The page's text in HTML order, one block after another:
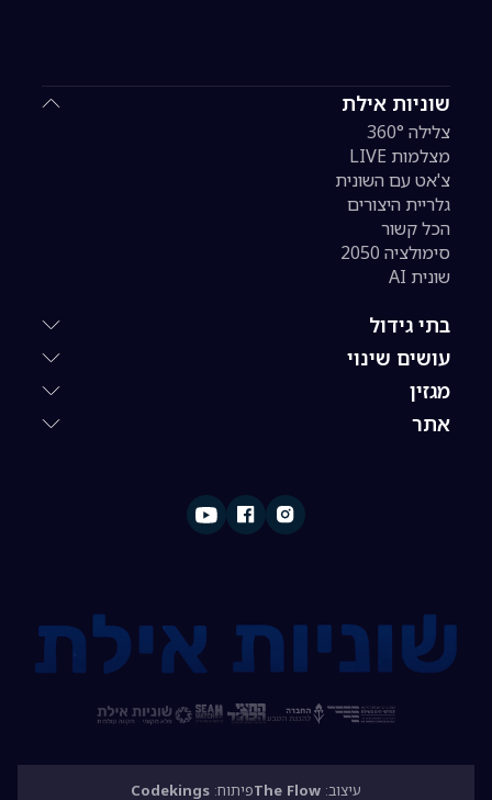
שוניות אילת
צלילה 360°
מצלמות LIVE
צ'אט עם השונית
גלריית היצורים
הכל קשור
סימולציה 2050
שונית AI
בתי גידול
עושים שינוי
מגזין
אתר
עיצוב: The Flowפיתוח: Codekings